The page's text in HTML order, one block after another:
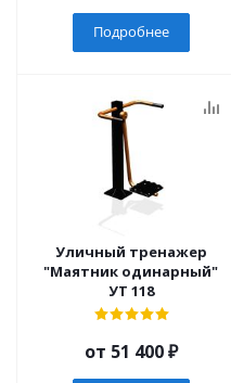
Подробнее
Уличный тренажер
"Маятник одинарный"
УТ 118
от 51 400 ₽